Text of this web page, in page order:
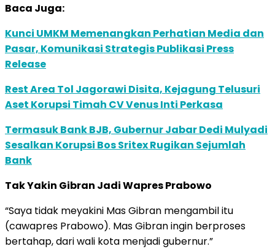
Baca Juga:
Kunci UMKM Memenangkan Perhatian Media dan
Pasar, Komunikasi Strategis Publikasi Press
Release
Rest Area Tol Jagorawi Disita, Kejagung Telusuri
Aset Korupsi Timah CV Venus Inti Perkasa
Termasuk Bank BJB, Gubernur Jabar Dedi Mulyadi
Sesalkan Korupsi Bos Sritex Rugikan Sejumlah
Bank
Tak Yakin Gibran Jadi Wapres Prabowo
“Saya tidak meyakini Mas Gibran mengambil itu
(cawapres Prabowo). Mas Gibran ingin berproses
bertahap, dari wali kota menjadi gubernur.”